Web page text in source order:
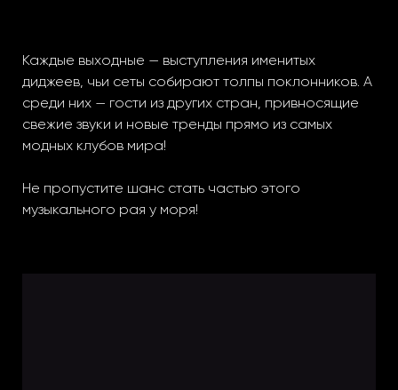
Каждые выходные — выступления именитых
диджеев, чьи сеты собирают толпы поклонников. А
среди них — гости из других стран, привносящие
свежие звуки и новые тренды прямо из самых
модных клубов мира!
Не пропустите шанс стать частью этого
музыкального рая у моря!